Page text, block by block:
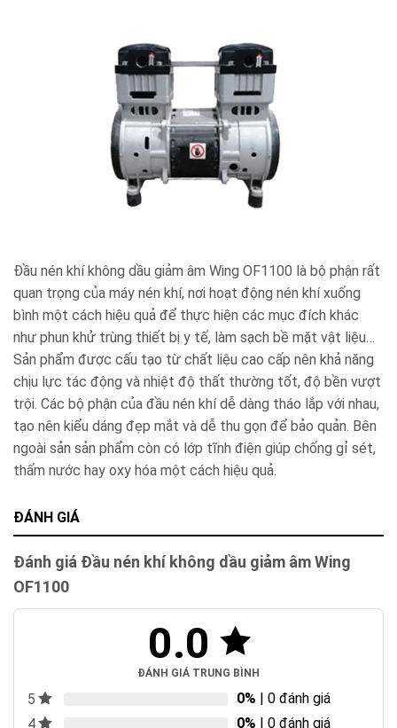
Đầu nén khí không dầu giảm âm Wing OF1100 là bộ phận rất
quan trọng của máy nén khí, nơi hoạt động nén khí xuống
bình một cách hiệu quả để thực hiện các mục đích khác
như phun khử trùng thiết bị y tế, làm sạch bề mặt vật liệu…
Sản phẩm được cấu tạo từ chất liệu cao cấp nên khả năng
chịu lực tác động và nhiệt độ thất thường tốt, độ bền vượt
trội. Các bộ phận của đầu nén khí dễ dàng tháo lắp với nhau,
tạo nên kiểu dáng đẹp mắt và dễ thu gọn để bảo quản. Bên
ngoài sản sản phẩm còn có lớp tĩnh điện giúp chống gỉ sét,
thấm nước hay oxy hóa một cách hiệu quả.
ĐÁNH GIÁ
Đánh giá Đầu nén khí không dầu giảm âm Wing
OF1100
0.0
ĐÁNH GIÁ TRUNG BÌNH
5 0% | 0 đánh giá
4
0% | 0 đánh giá